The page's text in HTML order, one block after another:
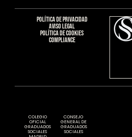
Política de privacidad​
Aviso Legal​
Política de cookies​
Compliance​
COLEGIO
OFICIAL
GRADUADOS
SOCIALES
CONSEJO
GENERAL DE
GRADUADOS
SOCIALES